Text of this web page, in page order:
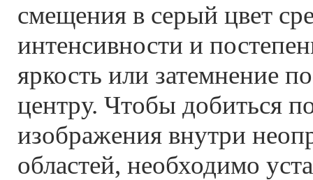
смещения в серый цвет
интенсивности и
яркость или затемнение
центру. Чтобы добиться
изображения внутри
областей, необходимо